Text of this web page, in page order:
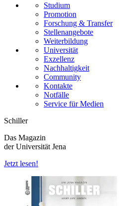
Studium
Promotion
Forschung & Transfer
Stellenangebote
Weiterbildung
Universität
Exzellenz
Nachhaltigkeit
Community
Kontakte
Notfälle
Service für Medien
Schiller
Das Magazin
der Universität Jena
Jetzt lesen!